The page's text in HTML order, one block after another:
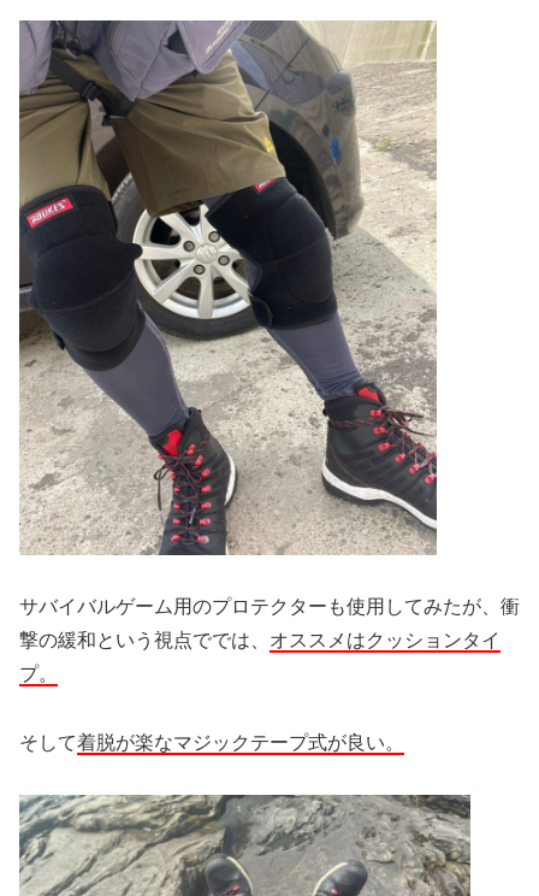
サバイバルゲーム用のプロテクターも使用してみたが、衝
撃の緩和という視点ででは、 オススメはクッションタイ
プ。
そして着脱が楽なマジックテープ式が良い。